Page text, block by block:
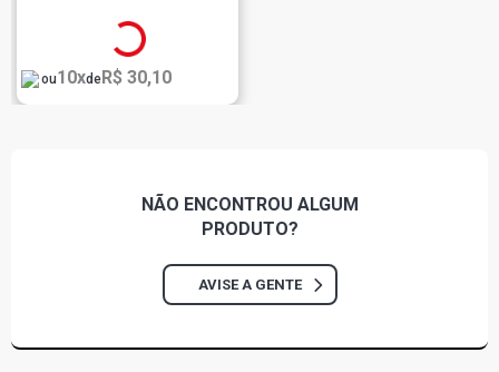
ou10xdeR$ 30,10
NÃO ENCONTROU ALGUM
PRODUTO?
AVISE A GENTE